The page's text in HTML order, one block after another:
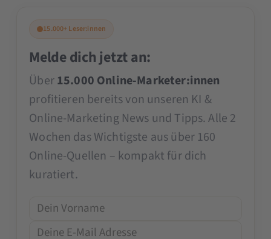
15.000+ Leser:innen
Melde dich jetzt an:
Über15.000 Online-Marketer:innen
profitieren bereits von unseren KI &
Online-Marketing News und Tipps. Alle 2
Wochen das Wichtigste aus über 160
Online-Quellen – kompakt für dich
kuratiert.